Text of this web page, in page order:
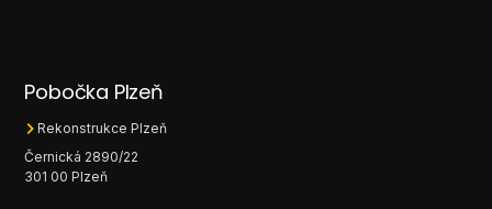
Pobočka Plzeň
Rekonstrukce Plzeň
Černická 2890/22
301 00 Plzeň